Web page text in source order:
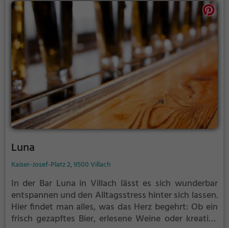
lassen. Die freundlichen Mitarbeiter und das
stimmungsvolle Ambiente machen den Besuch zu
einem rundum gelungenen Erlebnis. Die Bar Kneiperl
ist der perfekte Ort, um dem Alltag für eine Weile zu
entfliehen und einen genussvollen Abend zu
verbringen.
Luna
Kaiser-Josef-Platz 2, 9500 Villach
In der Bar Luna in Villach lässt es sich wunderbar
entspannen und den Alltagsstress hinter sich lassen.
Hier findet man alles, was das Herz begehrt: Ob ein
frisch gezapftes Bier, erlesene Weine oder kreative